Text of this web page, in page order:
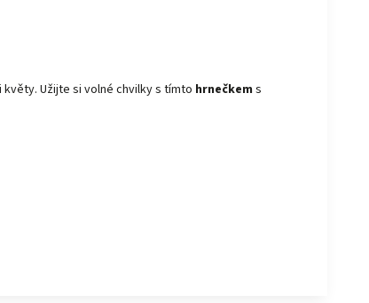
Užijte si volné chvilky s tímto hrnečkem s